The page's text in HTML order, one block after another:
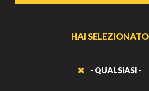
HAI SELEZIONATO
- QUALSIASI -